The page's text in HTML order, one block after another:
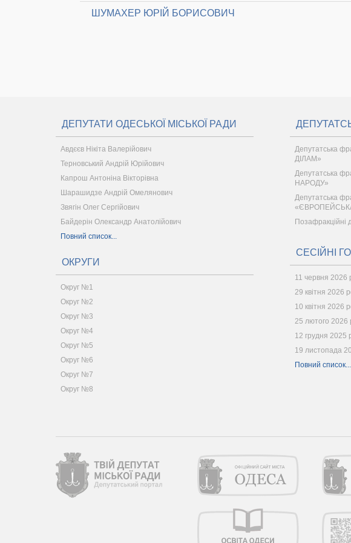
ШУМАХЕР ЮРІЙ БОРИСОВИЧ
ДЕПУТАТИ ОДЕСЬКОЇ МІСЬКОЇ РАДИ
Авдєєв Нікіта Валерійович
Терновський Андрій Юрійович
Капрош Антоніна Вікторівна
Шарашидзе Андрій Омелянович
Звягін Олег Сергійович
Байдерін Олександр Анатолійович
Повний список...
ОКРУГИ
Округ №1
Округ №2
Округ №3
Округ №4
Округ №5
Округ №6
Округ №7
Округ №8
Депутатська
ДІЛАМ»
Депутатська
НАРОДУ»
Депутатська
Позафракційні
СЕСІЙНІ
11 червня 2026
29 квітня 2026
10 квітня 2026
25 лютого 2026
12 грудня 2025
19 листопада
Повний список...